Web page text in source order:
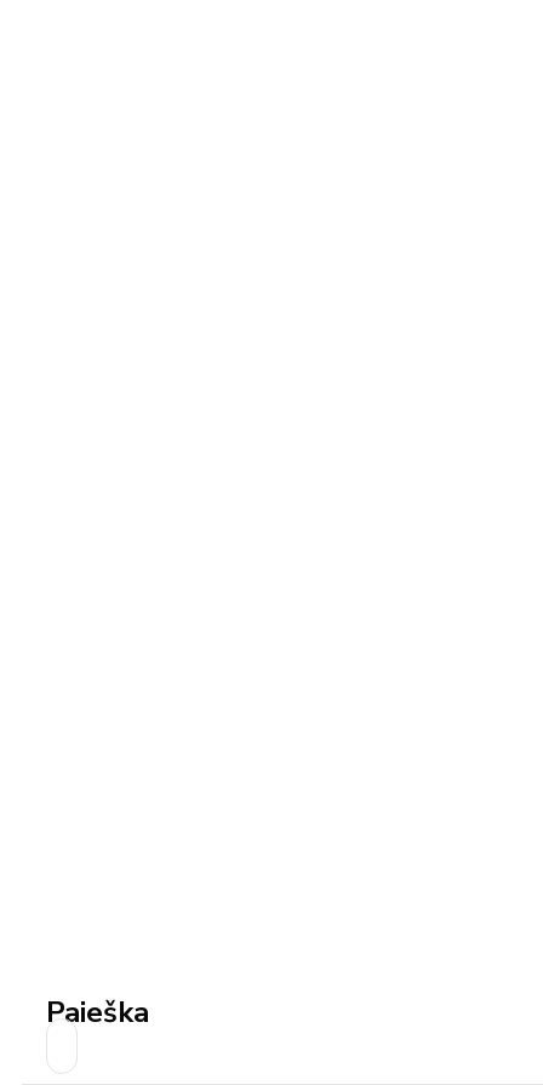
Paieška